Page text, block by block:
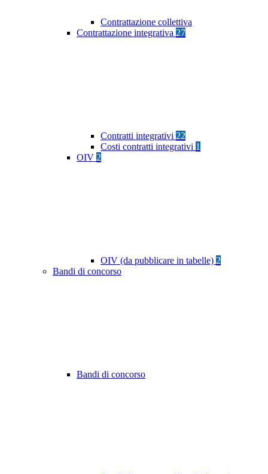
Contrattazione collettiva
Contrattazione integrativa 27
Contratti integrativi 22
Costi contratti integrativi 1
OIV 2
OIV (da pubblicare in tabelle) 2
Bandi di concorso
Bandi di concorso